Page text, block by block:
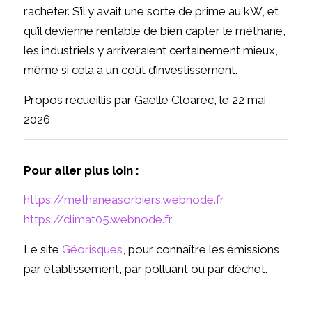
racheter. S’il y avait une sorte de prime au kW, et
qu’il devienne rentable de bien capter le méthane,
les industriels y arriveraient certainement mieux,
même si cela a un coût d’investissement.
Propos recueillis par Gaëlle Cloarec, le 22 mai
2026
Pour aller plus loin :
https://methaneasorbiers.webnode.fr
https://climat05.webnode.fr
Le site Géorisques , pour connaître les émissions
par établissement, par polluant ou par déchet.